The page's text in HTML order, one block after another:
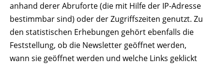
anhand derer Abruforte (die mit Hilfe der IP-Adresse
bestimmbar sind) oder der Zugriffszeiten genutzt. Zu
den statistischen Erhebungen gehört ebenfalls die
Feststellung, ob die Newsletter geöffnet werden,
wann sie geöffnet werden und welche Links geklickt